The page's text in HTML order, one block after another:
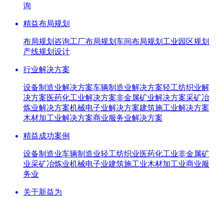
询
精益布局规划
布局规划咨询工厂布局规划 车间布局规划 工业园区规划
产线规划设计
行业解决方案
设备制造业解决方案车辆制造业解决方案轻工纺织业解
决方案医药化工业解决方案非金属矿业解决方案采矿冶
炼业解决方案机械电子业解决方案建筑施工业解决方案
木材加工业解决方案商业服务业解决方案
精益成功案例
设备制造业车辆制造业轻工纺织业医药化工业非金属矿
业采矿冶炼业机械电子业建筑施工业木材加工业商业服
务业
关于新益为